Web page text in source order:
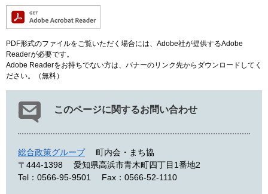
PDF形式のファイルをご覧いただく場合には、Adobe社が提供するAdobe
Readerが必要です。
Adobe Readerをお持ちでない方は、バナーのリンク先からダウンロードしてく
ださい。（無料）
このページに関するお問い合わせ
総合政策グループ
町内会・まち協
〒444-1398
愛知県高浜市青木町四丁目1番地2
Tel：0566-95-9501
Fax：0566-52-1110